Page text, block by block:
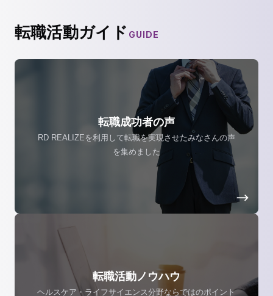
転職活動ガイド GUIDE
転職成功者の声
RD REALIZEを利用して転職を実現させたみなさんの声
を集めました
転職活動ノウハウ
ヘルスケア・ライフサイエンス分野ならではのポイント